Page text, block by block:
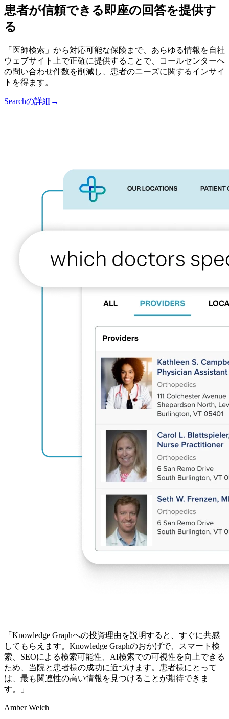
患者が信頼できる即座の回答を提供す
る
「医師検索」から対応可能な保険まで、あらゆる情報を自社
ウェブサイト上で正確に提供することで、コールセンターへ
の問い合わせ件数を削減し、患者のニーズに関するインサイ
トを得ます。
Searchの詳細 →
「Knowledge Graphへの投資理由を説明すると、すぐに共感
してもらえます。Knowledge Graphのおかげで、スマート検
索、SEOによる検索可能性、AI検索での可視性を向上できる
ため、当院と患者様の成功に近づけます。患者様にとって
は、最も関連性の高い情報を見つけることが期待できま
す。」
Amber Welch